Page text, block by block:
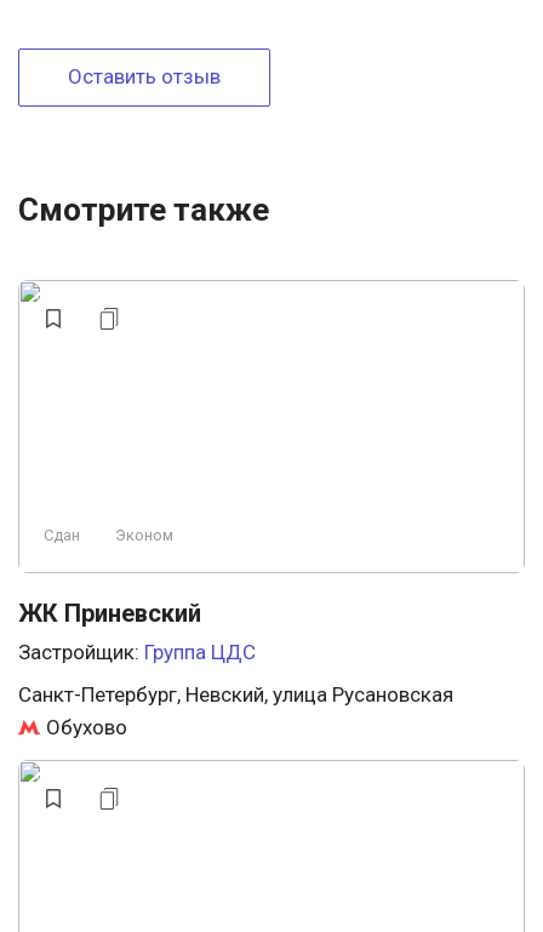
Оставить отзыв
Смотрите также
Сдан Эконом
ЖК Приневский
Застройщик: Группа ЦДС
Санкт-Петербург, Невский, улица Русановская
Обухово